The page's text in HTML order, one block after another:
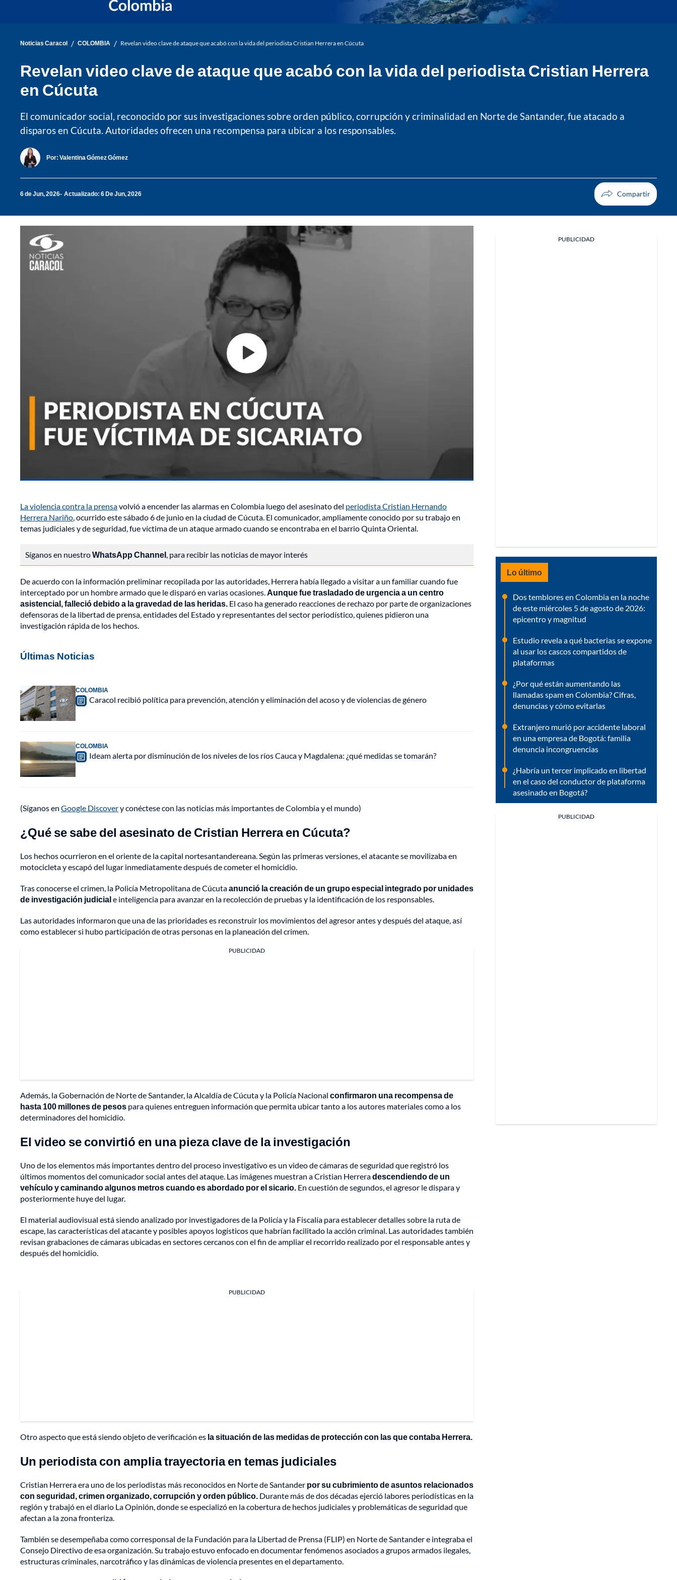
Noticias Caracol / COLOMBIA / Revelan video clave de ataque que acabó con la vida del periodista Cristian Herrera en Cúcuta
Revelan video clave de ataque que acabó con la vida del periodista Cristian Herrera
en Cúcuta
El comunicador social, reconocido por sus investigaciones sobre orden público, corrupción y criminalidad en Norte de Santander, fue atacado a
disparos en Cúcuta. Autoridades ofrecen una recompensa para ubicar a los responsables.
Por: Valentina Gómez Gómez
6 de Jun, 2026 Actualizado: 6 De Jun, 2026
La violencia contra la prensavolvió a encender las alarmas en Colombia luego del asesinato del periodista Cristian Hernando
Herrera Nariño, ocurrido este sábado 6 de junio en la ciudad de Cúcuta. El comunicador, ampliamente conocido por su trabajo en
temas judiciales y de seguridad, fue víctima de un ataque armado cuando se encontraba en el barrio Quinta Oriental.
Síganos en nuestroWhatsApp Channel, para recibir las noticias de mayor interés
De acuerdo con la información preliminar recopilada por las autoridades, Herrera había llegado a visitar a un familiar cuando fue
interceptado por un hombre armado que le disparó en varias ocasiones.Aunque fue trasladado de urgencia a un centro
asistencial, falleció debido a la gravedad de las heridas. El caso ha generado reacciones de rechazo por parte de organizaciones
defensoras de la libertad de prensa, entidades del Estado y representantes del sector periodístico, quienes pidieron una
investigación rápida de los hechos.
Últimas Noticias
COLOMBIA
Caracol recibió política para prevención, atención y eliminación del acoso y de violencias de género
COLOMBIA
Ideam alerta por disminución de los niveles de los ríos Cauca y Magdalena: ¿qué medidas se tomarán?
(Síganos en Google Discovery conéctese con las noticias más importantes de Colombia y el mundo)
¿Qué se sabe del asesinato de Cristian Herrera en Cúcuta?
Los hechos ocurrieron en el oriente de la capital nortesantandereana. Según las primeras versiones, el atacante se movilizaba en
motocicleta y escapó del lugar inmediatamente después de cometer el homicidio.
Tras conocerse el crimen, la Policía Metropolitana de Cúcutaanunció la creación de un grupo especial integrado por unidades
de investigación judiciale inteligencia para avanzar en la recolección de pruebas y la identificación de los responsables.
Las autoridades informaron que una de las prioridades es reconstruir los movimientos del agresor antes y después del ataque, así
como establecer si hubo participación de otras personas en la planeación del crimen.
PUBLICIDAD
Además, la Gobernación de Norte de Santander, la Alcaldía de Cúcuta y la Policía Nacional confirmaron una recompensa de
hasta 100 millones de pesos para quienes entreguen información que permita ubicar tanto a los autores materiales como a los
determinadores del homicidio.
El video se convirtió en una pieza clave de la investigación
Uno de los elementos más importantes dentro del proceso investigativo es un video de cámaras de seguridad que registró los
últimos momentos del comunicador social antes del ataque. Las imágenes muestran a Cristian Herreradescendiendo de un
vehículo y caminando algunos metros cuando es abordado por el sicario. En cuestión de segundos, el agresor le dispara y
posteriormente huye del lugar.
El material audiovisual está siendo analizado por investigadores de la Policía y la Fiscalía para establecer detalles sobre la ruta de
escape, las características del atacante y posibles apoyos logísticos que habrían facilitado la acción criminal. Las autoridades también
revisan grabaciones de cámaras ubicadas en sectores cercanos con el fin de ampliar el recorrido realizado por el responsable antes y
después del homicidio.
PUBLICIDAD
Otro aspecto que está siendo objeto de verificación es la situación de las medidas de protección con las que contaba Herrera.
Un periodista con amplia trayectoria en temas judiciales
Cristian Herrera era uno de los periodistas más reconocidos en Norte de Santander por su cubrimiento de asuntos relacionados
con seguridad, crimen organizado, corrupción y orden público. Durante más de dos décadas ejerció labores periodísticas en la
región y trabajó en el diario La Opinión, donde se especializó en la cobertura de hechos judiciales y problemáticas de seguridad que
afectan a la zona fronteriza.
También se desempeñaba como corresponsal de la Fundación para la Libertad de Prensa (FLIP) en Norte de Santander e integraba el
Consejo Directivo de esa organización. Su trabajo estuvo enfocado en documentar fenómenos asociados a grupos armados ilegales,
estructuras criminales, narcotráfico y las dinámicas de violencia presentes en el departamento.
PUBLICIDAD
Lo último
Dos temblores en Colombia en la noche
de este miércoles 5 de agosto de 2026:
epicentro y magnitud
Estudio revela a qué bacterias se expone
al usar los cascos compartidos de
plataformas
¿Por qué están aumentando las
llamadas spam en Colombia? Cifras,
denuncias y cómo evitarlas
Extranjero murió por accidente laboral
en una empresa de Bogotá: familia
denuncia incongruencias
¿Habría un tercer implicado en libertad
en el caso del conductor de plataforma
asesinado en Bogotá?
PUBLICIDAD